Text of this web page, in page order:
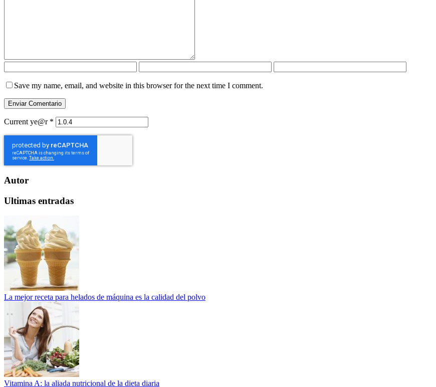
Save my name, email, and website in this browser for the next time I comment.
Current ye@r *
Autor
Ultimas entradas
La mejor receta para helados de máquina es la calidad del polvo
Vitamina A: la aliada nutricional de la dieta diaria